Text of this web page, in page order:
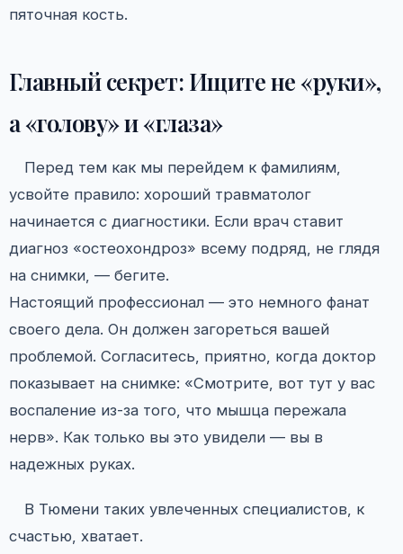
пяточная кость.
Главный секрет: Ищите не «руки»,
а «голову» и «глаза»
Перед тем как мы перейдем к фамилиям,
усвойте правило: хороший травматолог
начинается с диагностики. Если врач ставит
диагноз «остеохондроз» всему подряд, не глядя
на снимки, — бегите.
Настоящий профессионал — это немного фанат
своего дела. Он должен загореться вашей
проблемой. Согласитесь, приятно, когда доктор
показывает на снимке: «Смотрите, вот тут у вас
воспаление из-за того, что мышца пережала
нерв». Как только вы это увидели — вы в
надежных руках.
В Тюмени таких увлеченных специалистов, к
счастью, хватает.